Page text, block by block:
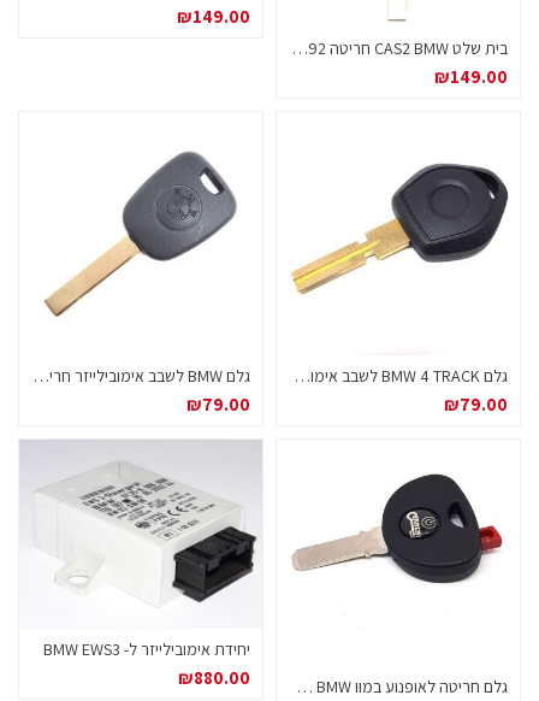
בית שלט CAS2 BMW חריטה HU92 לדגמי X וגוף E46/E39
₪149.00
₪149.00
גלם BMW 4 TRACK לשבב אימובילייזר
₪79.00
גלם BMW לשבב אימובילייזר חריטה HU92
₪79.00
גלם חריטה לאופנוע במוו BMW עם מקום לשבב
יחידת אימובילייזר ל- BMW EWS3
₪880.00